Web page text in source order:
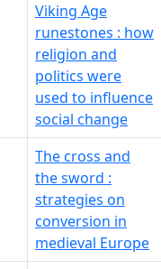
Viking Age
runestones : how
religion and
politics were
used to influence
social change
The cross and
the sword :
strategies on
conversion in
medieval Europe